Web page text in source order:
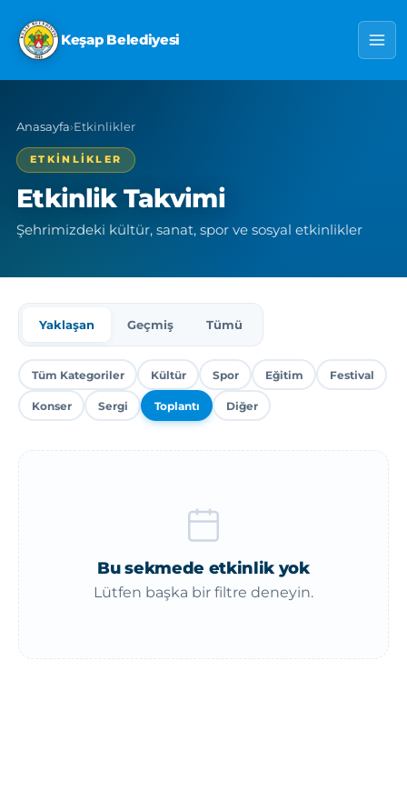
Keşap Belediyesi
Anasayfa›Etkinlikler
ETKINLIKLER
Etkinlik Takvimi
Şehrimizdeki kültür, sanat, spor ve sosyal etkinlikler
Yaklaşan Geçmiş Tümü
Tüm Kategoriler Kültür Spor Eğitim Festival
Konser Sergi Toplantı Diğer
Bu sekmede etkinlik yok
Lütfen başka bir filtre deneyin.